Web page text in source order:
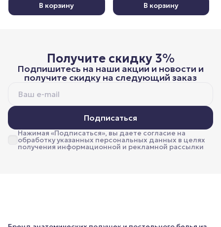
В корзину В корзину
Получите скидку 3%
Подпишитесь на наши акции и новости и
получите скидку на следующий заказ
Подписаться
Нажимая «Подписаться», вы даете согласие на
обработку указанных персональных данных в целях
получения информационной и рекламной рассылки